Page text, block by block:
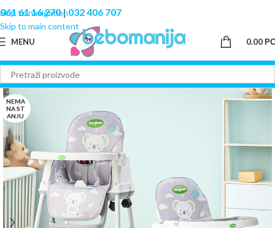
Skip to navigation
Skip to main content
061 61 16 270|032 406 707
MENU 0.00
NEMA
NA ST
ANJU